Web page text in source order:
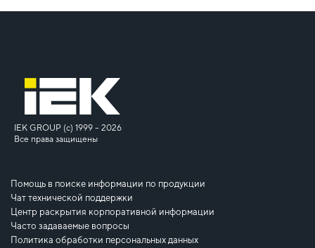
IEK GROUP (c) 1999 – 2026
Все права защищены
Помощь в поиске информации по продукции
Чат технической поддержки
Центр раскрытия корпоративной информации
Часто задаваемые вопросы
Политика обработки персональных данных